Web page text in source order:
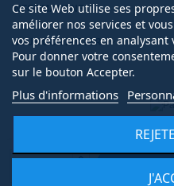
Ce site Web utilise ses
améliorer nos services et
vos préférences en
Pour donner votre
sur le bouton Accepter.
Plus d'informations
© 2020 | Midi Pièce Ménager |Mentions légales